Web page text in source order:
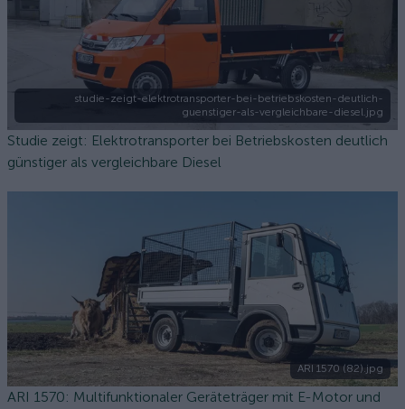
studie-zeigt-elektrotransporter-bei-betriebskosten-deutlich-
guenstiger-als-vergleichbare-diesel.jpg
Studie zeigt: Elektrotransporter bei Betriebskosten deutlich
günstiger als vergleichbare Diesel
ARI 1570 (82).jpg
ARI 1570: Multifunktionaler Geräteträger mit E-Motor und